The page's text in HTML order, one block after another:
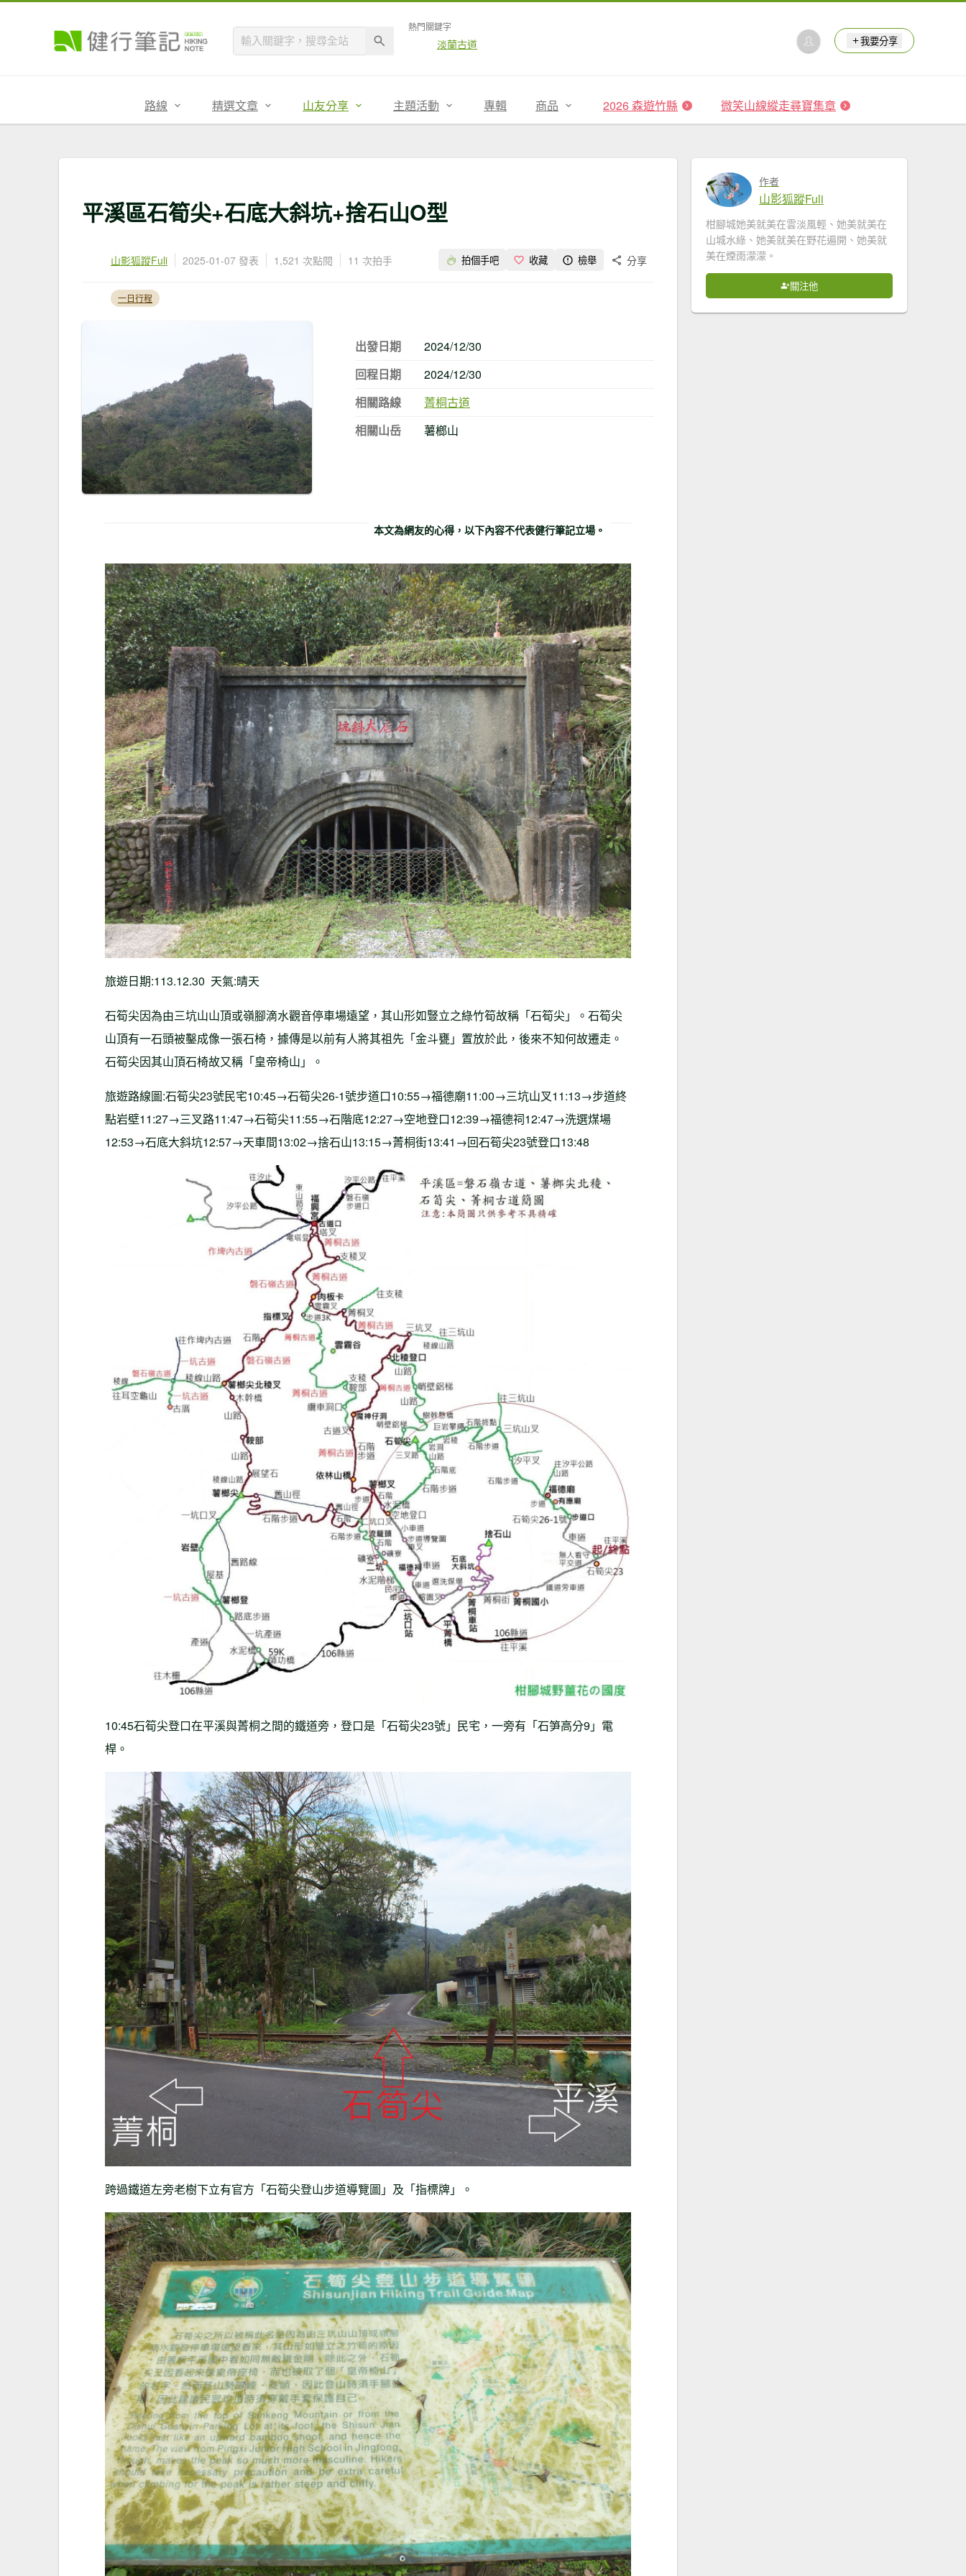
熱門關鍵字
淡蘭古道 我要分享
路線 精選文章 山友分享 主題活動 專輯 商品 2026 森遊竹縣 微笑山線縱走尋寶集章
平溪區石筍尖+石底大斜坑+捨石山O型
山影狐蹤Fuli 2025-01-07 發表 1,521 次點閱 11 次拍手 拍個手吧 收藏 檢舉 分享
一日行程
出發日期
2024/12/30
回程日期
2024/12/30
相關路線
菁桐古道
相關山岳
薯榔山
本文為網友的心得，以下內容不代表健行筆記立場。
旅遊日期:113.12.30 天氣:晴天
石筍尖因為由三坑山山頂或嶺腳滴水觀音停車場遠望，其山形如豎立之綠竹筍故稱「石筍尖」。石筍尖
山頂有一石頭被鑿成像一張石椅，據傳是以前有人將其祖先「金斗甕」置放於此，後來不知何故遷走。
石筍尖因其山頂石椅故又稱「皇帝椅山」。
旅遊路線圖:石筍尖23號民宅10:45→石筍尖26-1號步道口10:55→福德廟11:00→三坑山叉11:13→步道終
點岩壁11:27→三叉路11:47→石筍尖11:55→石階底12:27→空地登口12:39→福德祠12:47→洗選煤場
12:53→石底大斜坑12:57→天車間13:02→捨石山13:15→菁桐街13:41→回石筍尖23號登口13:48
10:45石筍尖登口在平溪與菁桐之間的鐵道旁，登口是「石筍尖23號」民宅，一旁有「石笋高分9」電
桿。
跨過鐵道左旁老樹下立有官方「石筍尖登山步道導覽圖」及「指標牌」。
作者
山影狐蹤Fuli
柑腳城她美就美在雲淡風輕、她美就美在
山城水綠、她美就美在野花遍開、她美就
美在煙雨濛濛。
關注他